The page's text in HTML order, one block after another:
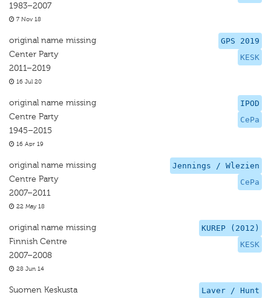
1983–2007
7 Nov 18
GPS 2019
KESK
original name missing
Center Party
2011–2019
16 Jul 20
IPOD
CePa
original name missing
Centre Party
1945–2015
16 Apr 19
Jennings / Wlezien
CePa
original name missing
Centre Party
2007–2011
22 May 18
KUREP (2012)
KESK
original name missing
Finnish Centre
2007–2008
28 Jun 14
Laver / Hunt
Suomen Keskusta